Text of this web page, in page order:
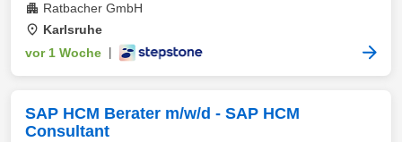
Ratbacher GmbH
Karlsruhe
vor 1 Woche
SAP HCM Berater m/w/d - SAP HCM
Consultant